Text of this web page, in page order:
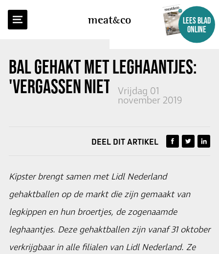
meatco
LEES BLAD
ONLINE
BAL GEHAKT MET LEGHAANTJES:
'VERGASSEN NIET MEER NODIG'
Vrijdag 01
november 2019
TERUG NAAR OVERZICHT
DEEL DIT ARTIKEL
Kipster brengt samen met Lidl Nederland
gehaktballen op de markt die zijn gemaakt van
legkippen en hun broertjes, de zogenaamde
leghaantjes. Deze gehaktballen zijn vanaf 31 oktober
verkrijgbaar in alle filialen van Lidl Nederland. Ze